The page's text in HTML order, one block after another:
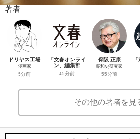
著者
ドリヤス工場
漫画家
5分前
「文春オンライ
ン」編集部
45分前
保阪 正康
昭和史研究家
55分前
その他の著者を見